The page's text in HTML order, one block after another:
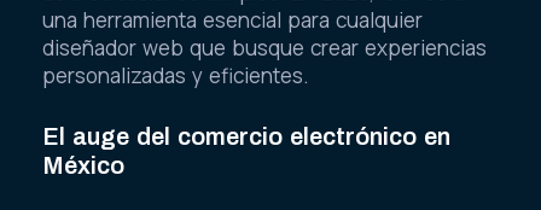
una herramienta esencial para cualquier
diseñador web que busque crear experiencias
personalizadas y eficientes.
El auge del comercio electrónico en
México